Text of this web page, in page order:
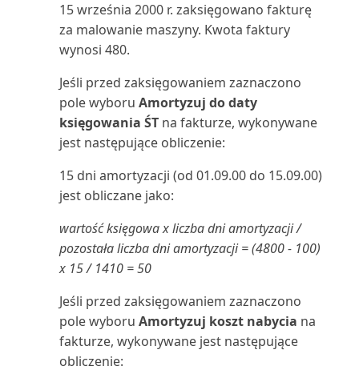
Przenoszenie i księgowanie
zapisów kosztów
Przesyłanie raportów VAT do
urzędów skarbowych
Przeszacowanie sald kont księgi
głównej
Płynność
Rachunek zysków i strat według
miesięcy
Raportowanie finansowe: często
zadawane pytania
Rejestrowanie i zwrot wydatków
Zatwierdzanie lub odrzucanie
dokumentów w przep...
Zawartość w trakcie
przygotowywania
Zmiana firmy i innych ustawień
w Teams
Znajdowanie zaksięgowanych
dokumentów bez dokum...
Łączenie programów Excel,
Łączenie z Power BI z Business
Central on-premi...
Używanie rozszerzenia do
importu plików QuickBo...
formatów plików podatkowy...
Używanie rozszerzenia
Prognoza sprzedaży i zapa...
WorldPay Payments Standard
Wprowadzanie danych w
Business Central
Business Central
Wprowadzenie do tworzenia
układów raportów
Należności-Zobowiązania
(raport)
Numery dokumentów środków
trwałych (raport)
Obciążenie centrum
maszynowego (raport)
Obciążenie gniazda
Obciążenie gniazda roboczego
(raport)
Obciążenie gniazda
roboczego/Wykres (raport)
Oblicz i zaksięguj rozliczenie
15 września 2000 r. zaksięgowano fakturę
za malowanie maszyny. Kwota faktury
wynosi 480.
Jeśli przed zaksięgowaniem zaznaczono
pole wyboru Amortyzuj do daty
księgowania ŚTna fakturze, wykonywane
jest następujące obliczenie:
15 dni amortyzacji (od 01.09.00 do 15.09.00)
jest obliczane jako:
wartość księgowa x liczba dni amortyzacji /
pozostała liczba dni amortyzacji = (4800 - 100)
x 15 / 1410 = 50
Jeśli przed zaksięgowaniem zaznaczono
pole wyboru Amortyzuj koszt nabycia na
fakturze, wykonywane jest następujące
obliczenie: